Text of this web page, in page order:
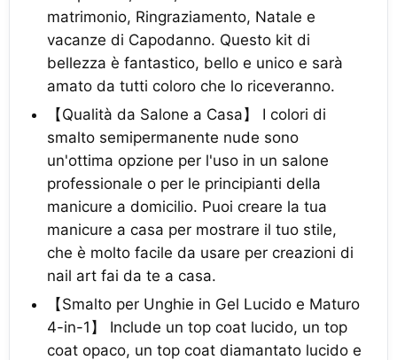
matrimonio, Ringraziamento, Natale e
vacanze di Capodanno. Questo kit di
bellezza è fantastico, bello e unico e sarà
amato da tutti coloro che lo riceveranno.
【Qualità da Salone a Casa】 I colori di
smalto semipermanente nude sono
un'ottima opzione per l'uso in un salone
professionale o per le principianti della
manicure a domicilio. Puoi creare la tua
manicure a casa per mostrare il tuo stile,
che è molto facile da usare per creazioni di
nail art fai da te a casa.
【Smalto per Unghie in Gel Lucido e Maturo
4-in-1】 Include un top coat lucido, un top
coat opaco, un top coat diamantato lucido e